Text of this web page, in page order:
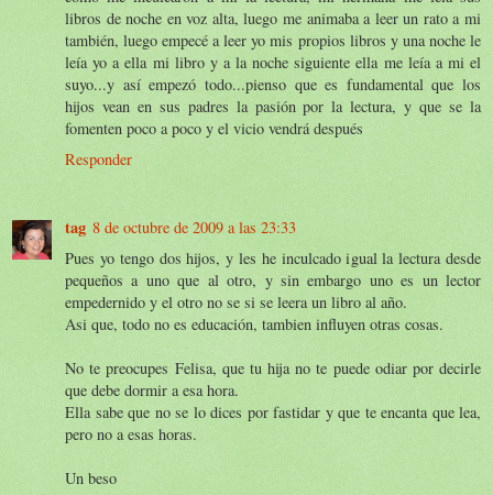
libros de noche en voz alta, luego me animaba a leer un rato a mi
también, luego empecé a leer yo mis propios libros y una noche le
leía yo a ella mi libro y a la noche siguiente ella me leía a mi el
suyo...y así empezó todo...pienso que es fundamental que los
hijos vean en sus padres la pasión por la lectura, y que se la
fomenten poco a poco y el vicio vendrá después
Responder
tag 8 de octubre de 2009 a las 23:33
Pues yo tengo dos hijos, y les he inculcado igual la lectura desde
pequeños a uno que al otro, y sin embargo uno es un lector
empedernido y el otro no se si se leera un libro al año.
Asi que, todo no es educación, tambien influyen otras cosas.
No te preocupes Felisa, que tu hija no te puede odiar por decirle
que debe dormir a esa hora.
Ella sabe que no se lo dices por fastidar y que te encanta que lea,
pero no a esas horas.
Un beso